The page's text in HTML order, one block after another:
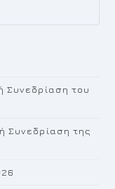
Συνεδρίαση του
Συνεδρίαση της